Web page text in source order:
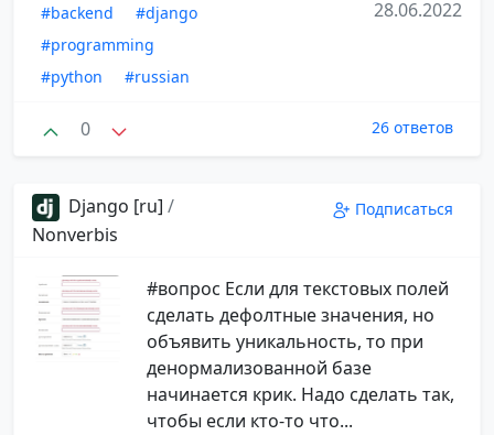
#backend
#django
#programming
#python
#russian
28.06.2022
0 26 ответов
Django [ru] /
Nonverbis
Подписаться
#вопрос Если для текстовых полей
сделать дефолтные значения, но
объявить уникальность, то при
денормализованной базе
начинается крик. Надо сделать так,
чтобы если кто-то что...